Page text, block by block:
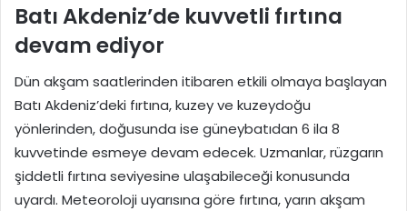
Batı Akdeniz’de kuvvetli fırtına
devam ediyor
Dün akşam saatlerinden itibaren etkili olmaya başlayan
Batı Akdeniz’deki fırtına, kuzey ve kuzeydoğu
yönlerinden, doğusunda ise güneybatıdan 6 ila 8
kuvvetinde esmeye devam edecek. Uzmanlar, rüzgarın
şiddetli fırtına seviyesine ulaşabileceği konusunda
uyardı. Meteoroloji uyarısına göre fırtına, yarın akşam